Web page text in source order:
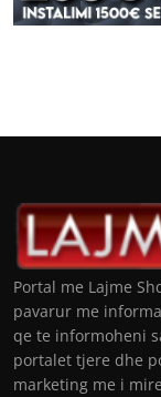
Portal me Lajme
pavarur me
qe te informoheni
portalet tjere dhe
marketing me i